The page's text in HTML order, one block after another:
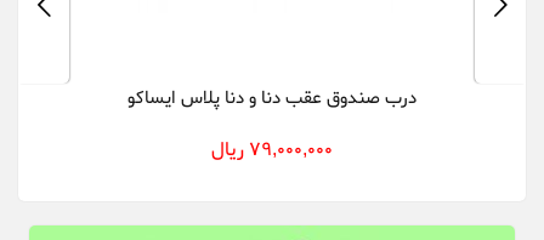
درب صندوق عقب دنا و دنا پلاس ایساکو
79,000,000 ریال